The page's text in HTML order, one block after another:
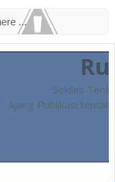
Sekilas
Ajang Publikasi